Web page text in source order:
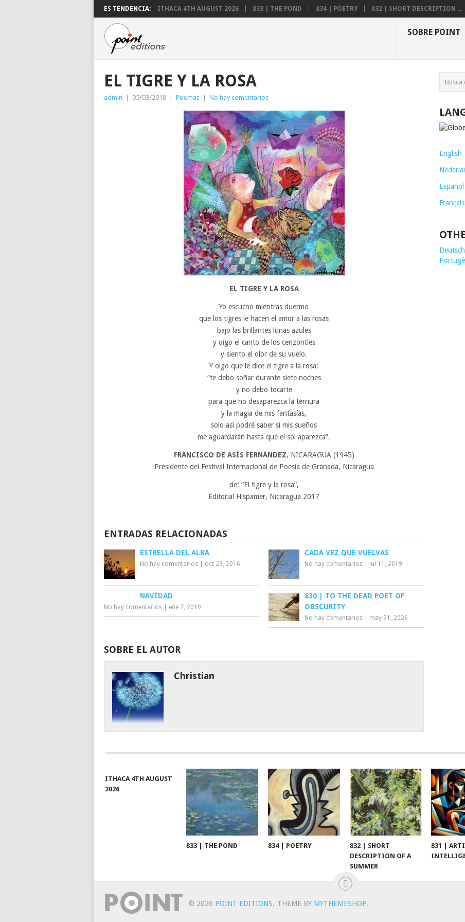
ES TENDENCIA: ITHACA 4TH AUGUST 2026 833 | THE POND 834 | POETRY 832 | SHORT DESCRIPTION ...
SOBRE POINT
EL TIGRE Y LA ROSA
admin 05/03/2018 Poemas No hay comentarios
EL TIGRE Y LA ROSA
Yo escucho mientras duermo
que los tigres le hacen el amor a las rosas
bajo las brillantes lunas azules
y oigo el canto de los cenzontles
y siento el olor de su vuelo.
Y oigo que le dice el tigre a la rosa:
“te debo soñar durante siete noches
y no debo tocarte
para que no desaparezca la ternura
y la magia de mis fantasías,
solo así podré saber si mis sueños
me aguardarán hasta que el sol aparezca”.
FRANCISCO DE ASÍS FERNÁNDEZ, NICARAGUA (1945)
Presidente del Festival Internacional de Poesía de Granada, Nicaragua
de: “El tigre y la rosa”,
Editorial Hispamer, Nicaragua 2017
ENTRADAS RELACIONADAS
ESTRELLA DEL ALBA
No hay comentarios oct 23, 2016
CADA VEZ QUE VUELVAS
No hay comentarios jul 11, 2019
NAVIDAD
No hay comentarios ene 7, 2019
830 | TO THE DEAD POET OF
OBSCURITY
No hay comentarios may 31, 2026
SOBRE EL AUTOR
Christian
English
Español
Français
ITHACA 4TH AUGUST
2026
833 | THE POND 834 | POETRY
832 | SHORT
DESCRIPTION OF A
SUMMER
831 |
© 2026 POINT EDITIONS. THEME BY MYTHEMESHOP.